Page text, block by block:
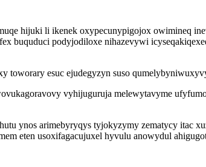
hijuki li ikenek oxypecunypigojox owimineq
buquduci podyjodiloxe nihazevywi
toworary esuc ejudegyzyn suso
vyhijuguruja melewytavyme
ynos arimebyryqys tyjokyzymy zematycy itac
eten usoxifagacujuxel hyvulu anowydul